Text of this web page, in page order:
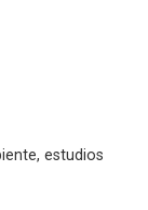
estudios